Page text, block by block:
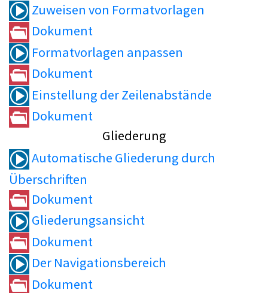
Zuweisen von Formatvorlagen
Dokument
Formatvorlagen anpassen
Dokument
Einstellung der Zeilenabstände
Dokument
Gliederung
Automatische Gliederung durch
Überschriften
Dokument
Gliederungsansicht
Dokument
Der Navigationsbereich
Dokument